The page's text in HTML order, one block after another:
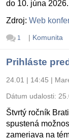
do 10. júna
Zdroj: Web
1 | Komunita
Prihláste
24.01 | 14:45 |
Dátum udalosti:
Štvrtý ročník
spustená
zameriava na